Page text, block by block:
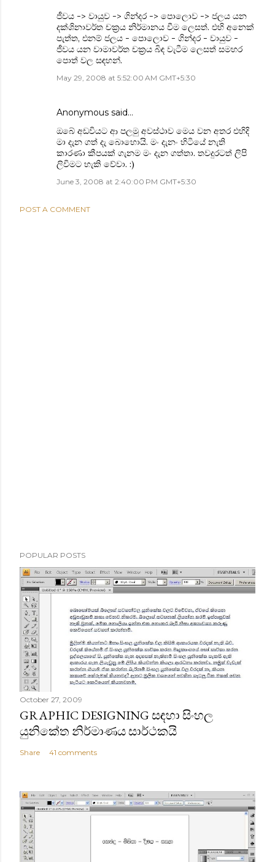
ජීවය -> වායුව -> ගින්දර -> පොලොව -> ජලය යන
දක්ශිනාවර්ත චක්‍රය නිර්මානය වීම ලෙසත්. එහි අනෙක්
පැත්ත, එනම් ජලය - පොලොව - ගින්දර - වායුව -
ජීවය යන වාමාවර්ත චක්‍රය බිඳ වැටීම ලෙසත් සමහර
පොත් වල සඳහන්.
May 29, 2008 at 5:52:00 AM GMT+5:30
Anonymous said…
ඔබේ අඩවියට ආ පලමු අවස්ථාව මෙය වන අතර එහිදි
මා දැන ගත් දැ බොහොයි. මං දැනං හිටියේ නැති
කාරණා කීපයක් ගැනම මං දැන ගත්තා. තවදුරටත් ලිපි
ලිවිමට හැකි වේවා. :)
June 3, 2008 at 2:40:00 PM GMT+5:30
POST A COMMENT
POPULAR POSTS
October 27, 2009
GRAPHIC DESIGNING සඳහා සිංහල
යුනිකේත නිර්මාණය සාර්ථකයි
Share 41 comments